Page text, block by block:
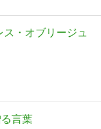
・オブリージュ
言葉